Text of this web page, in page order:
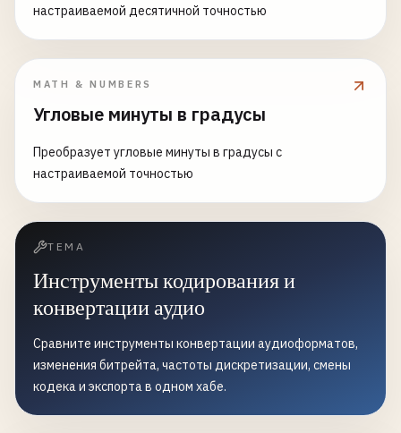
настраиваемой десятичной точностью
MATH & NUMBERS
Угловые минуты в градусы
Преобразует угловые минуты в градусы с
настраиваемой точностью
ТЕМА
Инструменты кодирования и
конвертации аудио
Сравните инструменты конвертации аудиоформатов,
изменения битрейта, частоты дискретизации, смены
кодека и экспорта в одном хабе.